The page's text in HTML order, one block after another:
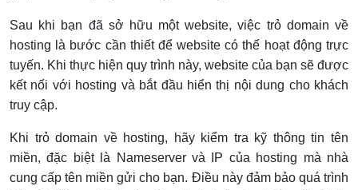
Sau khi bạn đã sở hữu một website, việc trỏ domain về
hosting là bước cần thiết để website có thể hoạt động trực
tuyến. Khi thực hiện quy trình này, website của bạn sẽ được
kết nối với hosting và bắt đầu hiển thị nội dung cho khách
truy cập.
Khi trỏ domain về hosting, hãy kiểm tra kỹ thông tin tên
miền, đặc biệt là Nameserver và IP của hosting mà nhà
cung cấp tên miền gửi cho bạn. Điều này đảm bảo quá trình